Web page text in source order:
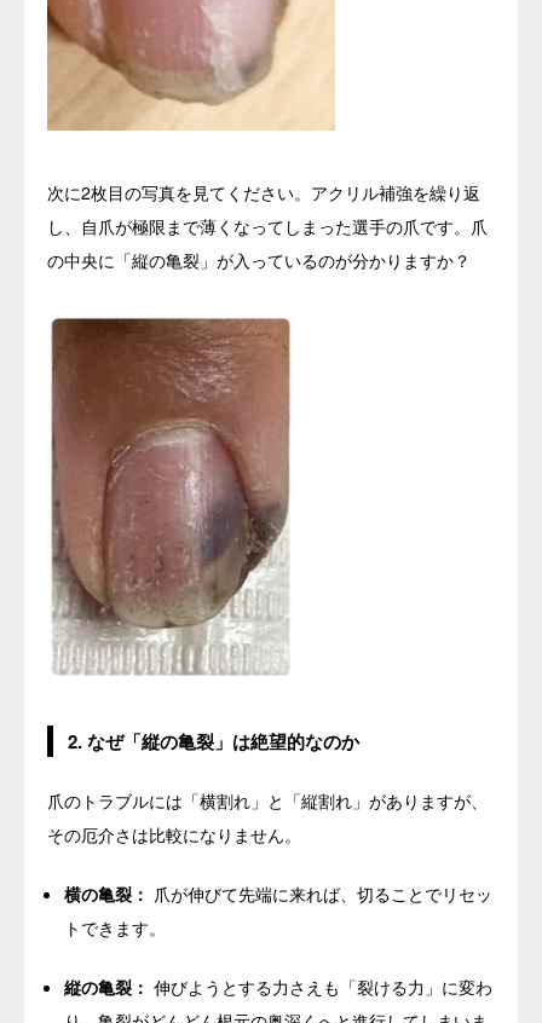
次に2枚目の写真を見てください。アクリル補強を繰り返
し、自爪が極限まで薄くなってしまった選手の爪です。爪
の中央に「縦の亀裂」が入っているのが分かりますか？
2. なぜ「縦の亀裂」は絶望的なのか
爪のトラブルには「横割れ」と「縦割れ」がありますが、
その厄介さは比較になりません。
横の亀裂： 爪が伸びて先端に来れば、切ることでリセッ
トできます。
縦の亀裂： 伸びようとする力さえも「裂ける力」に変わ